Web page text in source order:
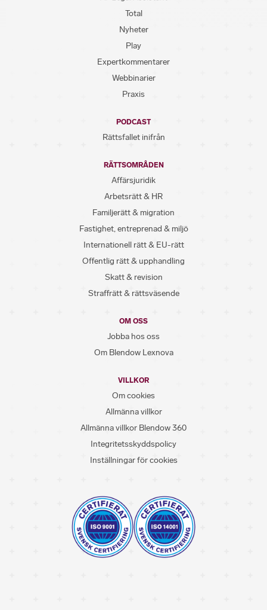
Total
Nyheter
Play
Expertkommentarer
Webbinarier
Praxis
PODCAST
Rättsfallet inifrån
RÄTTSOMRÅDEN
Affärsjuridik
Arbetsrätt & HR
Familjerätt & migration
Fastighet, entreprenad & miljö
Internationell rätt & EU-rätt
Offentlig rätt & upphandling
Skatt & revision
Straffrätt & rättsväsende
OM OSS
Jobba hos oss
Om Blendow Lexnova
VILLKOR
Om cookies
Allmänna villkor
Allmänna villkor Blendow 360
Integritetsskyddspolicy
Inställningar för cookies